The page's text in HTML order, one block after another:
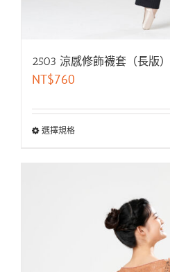
2503 涼感修飾襪套（長版）
NT$760
選擇規格